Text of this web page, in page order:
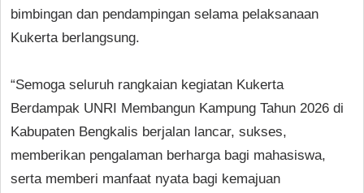
bimbingan dan pendampingan selama pelaksanaan
Kukerta berlangsung.
“Semoga seluruh rangkaian kegiatan Kukerta
Berdampak UNRI Membangun Kampung Tahun 2026 di
Kabupaten Bengkalis berjalan lancar, sukses,
memberikan pengalaman berharga bagi mahasiswa,
serta memberi manfaat nyata bagi kemajuan